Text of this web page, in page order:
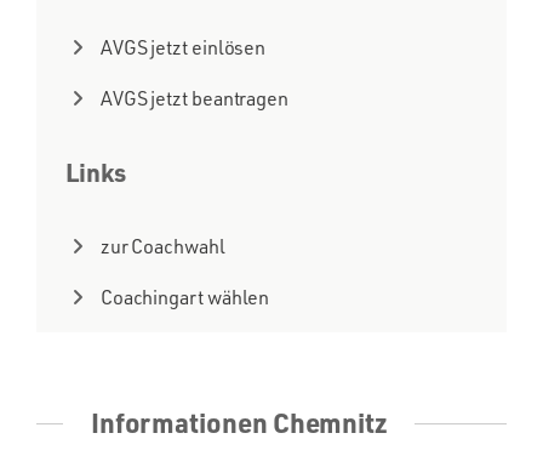
AVGS jetzt einlösen
AVGS jetzt beantragen
Links
zur Coachwahl
Coachingart wählen
Informationen Chemnitz